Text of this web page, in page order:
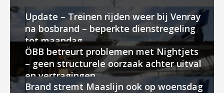
Update – Treinen rijden weer bij Venray
na bosbrand – beperkte dienstregeling
tot maandag
ÖBB betreurt problemen met Nightjets
– geen structurele oorzaak achter uitval
en vertragingen
Brand stremt Maaslijn ook op woensdag